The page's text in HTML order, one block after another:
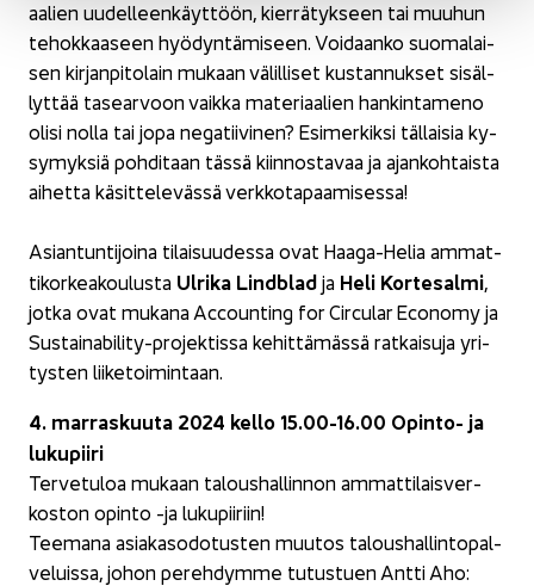
aa­lien uu­del­leen­käyt­töön, kier­rä­tyk­seen tai muu­hun
te­hok­kaa­seen hyö­dyn­tä­mi­seen. Voi­daan­ko suo­ma­lai­
sen kir­jan­pi­to­lain mu­kaan vä­lil­li­set kus­tan­nuk­set si­säl­
lyt­tää ta­sear­voon vaik­ka ma­te­ri­aa­lien han­kin­ta­me­no
olisi nolla tai jopa ne­ga­tii­vi­nen? Esi­mer­kik­si täl­lai­sia ky­
sy­myk­siä poh­di­taan tässä kiin­nos­ta­vaa ja ajan­koh­tais­ta
ai­het­ta kä­sit­te­le­väs­sä verk­ko­ta­paa­mi­ses­sa!
Asian­tun­ti­joi­na ti­lai­suu­des­sa ovat Haaga-​Helia am­mat­
ti­kor­kea­kou­lus­ta Ul­ri­ka Lindbladja Heli Kor­te­sal­mi,
jotka ovat mu­ka­na Accoun­ting for Circu­lar Eco­no­my ja
Sustainability-​projektissa ke­hit­tä­mäs­sä rat­kai­su­ja yri­
tys­ten lii­ke­toi­min­taan.
4. mar­ras­kuu­ta 2024 kello 15.00-16.00 Opinto-​ ja
lu­ku­pii­ri
Ter­ve­tu­loa mu­kaan ta­lous­hal­lin­non am­mat­ti­lais­ver­
kos­ton opin­to -ja lu­ku­pii­riin!
Tee­ma­na asia­kas­o­do­tus­ten muu­tos ta­lous­hal­lin­to­pal­
ve­luis­sa, johon pe­reh­dym­me tu­tus­tuen Antti Aho: